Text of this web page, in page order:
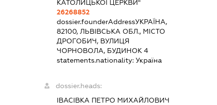
КАТОЛИЦЬКОЇ ЦЕРКВИ"
26268852
dossier.founderAddressУКРАЇНА,
82100, ЛЬВІВСЬКА ОБЛ., МІСТО
ДРОГОБИЧ, ВУЛИЦЯ
ЧОРНОВОЛА, БУДИНОК 4
statements.nationality:Україна
dossier.heads:
ІВАСІВКА ПЕТРО МИХАЙЛОВИЧ